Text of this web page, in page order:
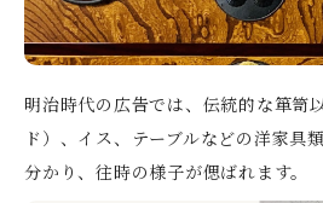
明治時代の広告では、伝統的な箪笥
ド）、イス、テーブルなどの洋家具
分かり、往時の様子が偲ばれます。